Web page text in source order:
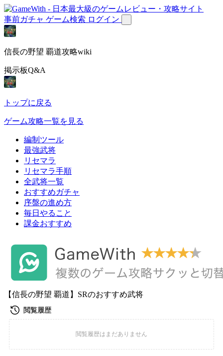
事前ガチャ ゲーム検索 ログイン
信長の野望 覇道攻略wiki
掲示板Q&A
トップに戻る
ゲーム攻略一覧を見る
編制ツール
最強武将
リセマラ
リセマラ手順
全武将一覧
おすすめガチャ
序盤の進め方
毎日やること
課金おすすめ
【信長の野望 覇道】SRのおすすめ武将